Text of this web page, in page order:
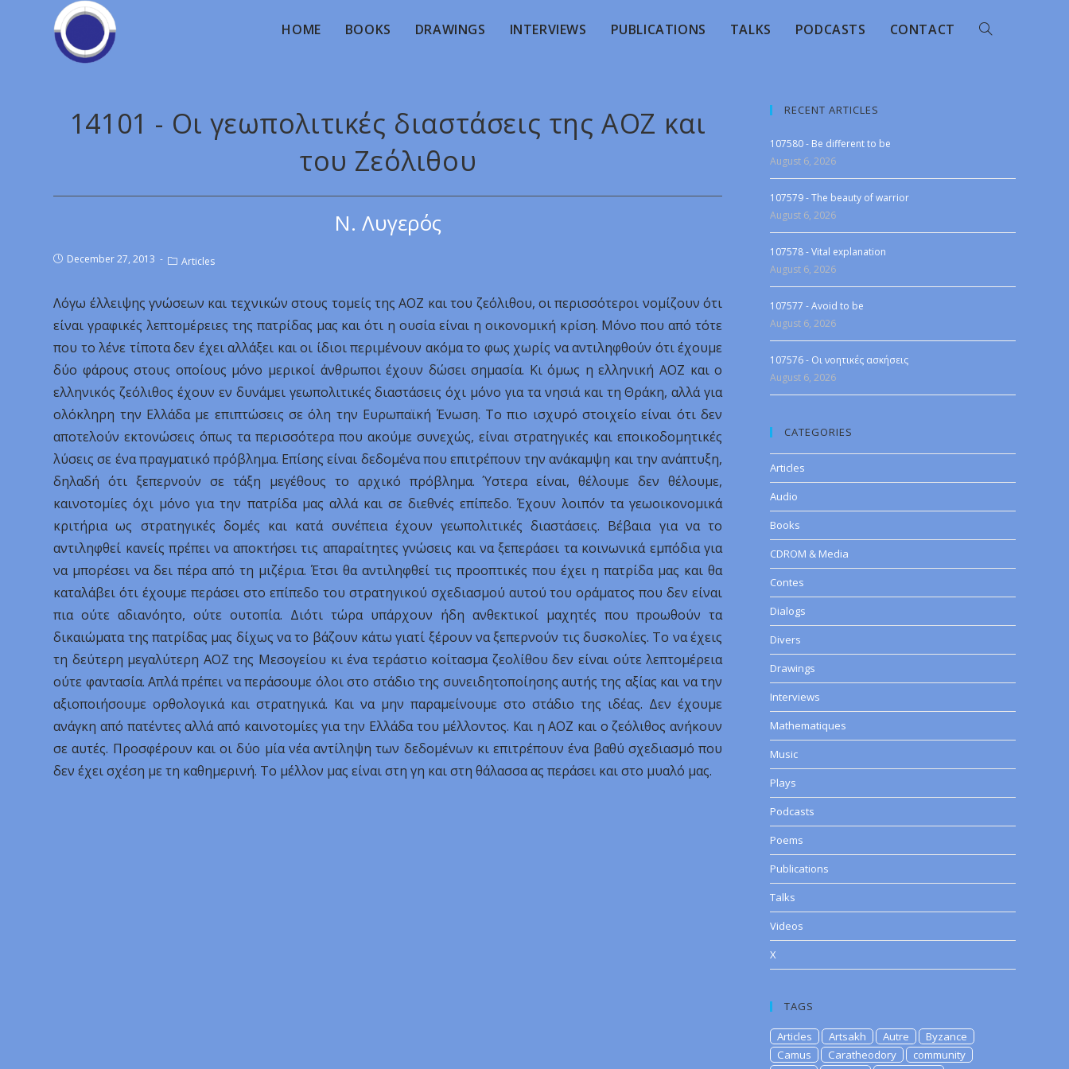
HOME BOOKS DRAWINGS INTERVIEWS PUBLICATIONS TALKS PODCASTS CONTACT
14101 - Οι γεωπολιτικές διαστάσεις της ΑΟΖ και
του Ζεόλιθου
Ν. Λυγερός
December 27, 2013 Articles
Λόγω έλλειψης γνώσεων και τεχνικών στους τομείς της ΑΟΖ και του ζεόλιθου, οι περισσότεροι νομίζουν ότι
είναι γραφικές λεπτομέρειες της πατρίδας μας και ότι η ουσία είναι η οικονομική κρίση. Μόνο που από τότε
που το λένε τίποτα δεν έχει αλλάξει και οι ίδιοι περιμένουν ακόμα το φως χωρίς να αντιληφθούν ότι έχουμε
δύο φάρους στους οποίους μόνο μερικοί άνθρωποι έχουν δώσει σημασία. Κι όμως η ελληνική ΑΟΖ και ο
ελληνικός ζεόλιθος έχουν εν δυνάμει γεωπολιτικές διαστάσεις όχι μόνο για τα νησιά και τη Θράκη, αλλά για
ολόκληρη την Ελλάδα με επιπτώσεις σε όλη την Ευρωπαϊκή Ένωση. Το πιο ισχυρό στοιχείο είναι ότι δεν
αποτελούν εκτονώσεις όπως τα περισσότερα που ακούμε συνεχώς, είναι στρατηγικές και εποικοδομητικές
λύσεις σε ένα πραγματικό πρόβλημα. Επίσης είναι δεδομένα που επιτρέπουν την ανάκαμψη και την ανάπτυξη,
δηλαδή ότι ξεπερνούν σε τάξη μεγέθους το αρχικό πρόβλημα. Ύστερα είναι, θέλουμε δεν θέλουμε,
καινοτομίες όχι μόνο για την πατρίδα μας αλλά και σε διεθνές επίπεδο. Έχουν λοιπόν τα γεωοικονομικά
κριτήρια ως στρατηγικές δομές και κατά συνέπεια έχουν γεωπολιτικές διαστάσεις. Βέβαια για να το
αντιληφθεί κανείς πρέπει να αποκτήσει τις απαραίτητες γνώσεις και να ξεπεράσει τα κοινωνικά εμπόδια για
να μπορέσει να δει πέρα από τη μιζέρια. Έτσι θα αντιληφθεί τις προοπτικές που έχει η πατρίδα μας και θα
καταλάβει ότι έχουμε περάσει στο επίπεδο του στρατηγικού σχεδιασμού αυτού του οράματος που δεν είναι
πια ούτε αδιανόητο, ούτε ουτοπία. Διότι τώρα υπάρχουν ήδη ανθεκτικοί μαχητές που προωθούν τα
δικαιώματα της πατρίδας μας δίχως να το βάζουν κάτω γιατί ξέρουν να ξεπερνούν τις δυσκολίες. Το να έχεις
τη δεύτερη μεγαλύτερη ΑΟΖ της Μεσογείου κι ένα τεράστιο κοίτασμα ζεολίθου δεν είναι ούτε λεπτομέρεια
ούτε φαντασία. Απλά πρέπει να περάσουμε όλοι στο στάδιο της συνειδητοποίησης αυτής της αξίας και να την
αξιοποιήσουμε ορθολογικά και στρατηγικά. Και να μην παραμείνουμε στο στάδιο της ιδέας. Δεν έχουμε
ανάγκη από πατέντες αλλά από καινοτομίες για την Ελλάδα του μέλλοντος. Και η ΑΟΖ και ο ζεόλιθος ανήκουν
σε αυτές. Προσφέρουν και οι δύο μία νέα αντίληψη των δεδομένων κι επιτρέπουν ένα βαθύ σχεδιασμό που
δεν έχει σχέση με τη καθημερινή. Το μέλλον μας είναι στη γη και στη θάλασσα ας περάσει και στο μυαλό μας.
RECENT ARTICLES
107580 - Be different to be
August 6, 2026
107579 - The beauty of warrior
August 6, 2026
107578 - Vital explanation
August 6, 2026
107577 - Avoid to be
August 6, 2026
107576 - Οι νοητικές ασκήσεις
August 6, 2026
CATEGORIES
Articles
Audio
Books
CDROM & Media
Contes
Dialogs
Divers
Drawings
Interviews
Mathematiques
Music
Plays
Podcasts
Poems
Publications
Talks
Videos
X
TAGS
Articles Artsakh Autre
Byzance
Camus
Caratheodory
community